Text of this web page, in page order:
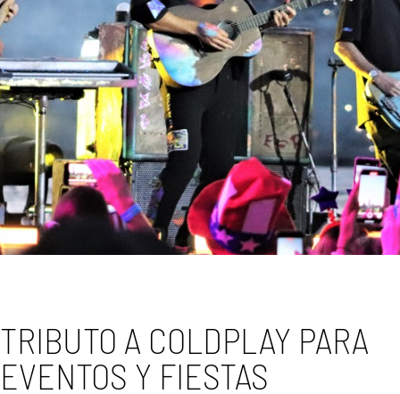
TRIBUTO A COLDPLAY PARA
EVENTOS Y FIESTAS